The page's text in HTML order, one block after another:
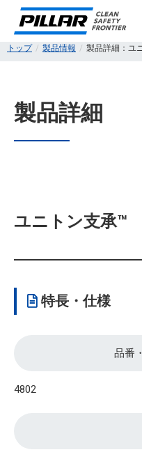
トップ 製品情報 製品詳細：ユ
製品詳細
ユニトン支承™
特長・仕様
品番
4802